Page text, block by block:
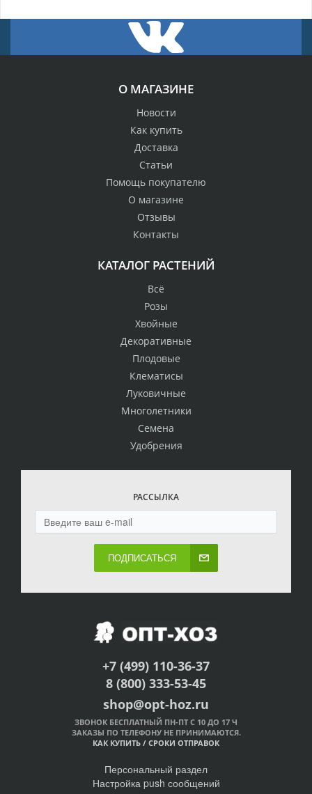
О МАГАЗИНЕ
Новости
Как купить
Доставка
Статьи
Помощь покупателю
О магазине
Отзывы
Контакты
КАТАЛОГ РАСТЕНИЙ
Всё
Розы
Хвойные
Декоративные
Плодовые
Клематисы
Луковичные
Многолетники
Семена
Удобрения
РАССЫЛКА
ПОДПИСАТЬСЯ
+7 (499) 110-36-37
8 (800) 333-53-45
shop@opt-hoz.ru
ЗВОНОК БЕСПЛАТНЫЙ ПН-ПТ С 10 ДО 17 Ч
ЗАКАЗЫ ПО ТЕЛЕФОНУ НЕ ПРИНИМАЮТСЯ.
КАК КУПИТЬ / СРОКИ ОТПРАВОК
Персональный раздел
Настройка push сообщений